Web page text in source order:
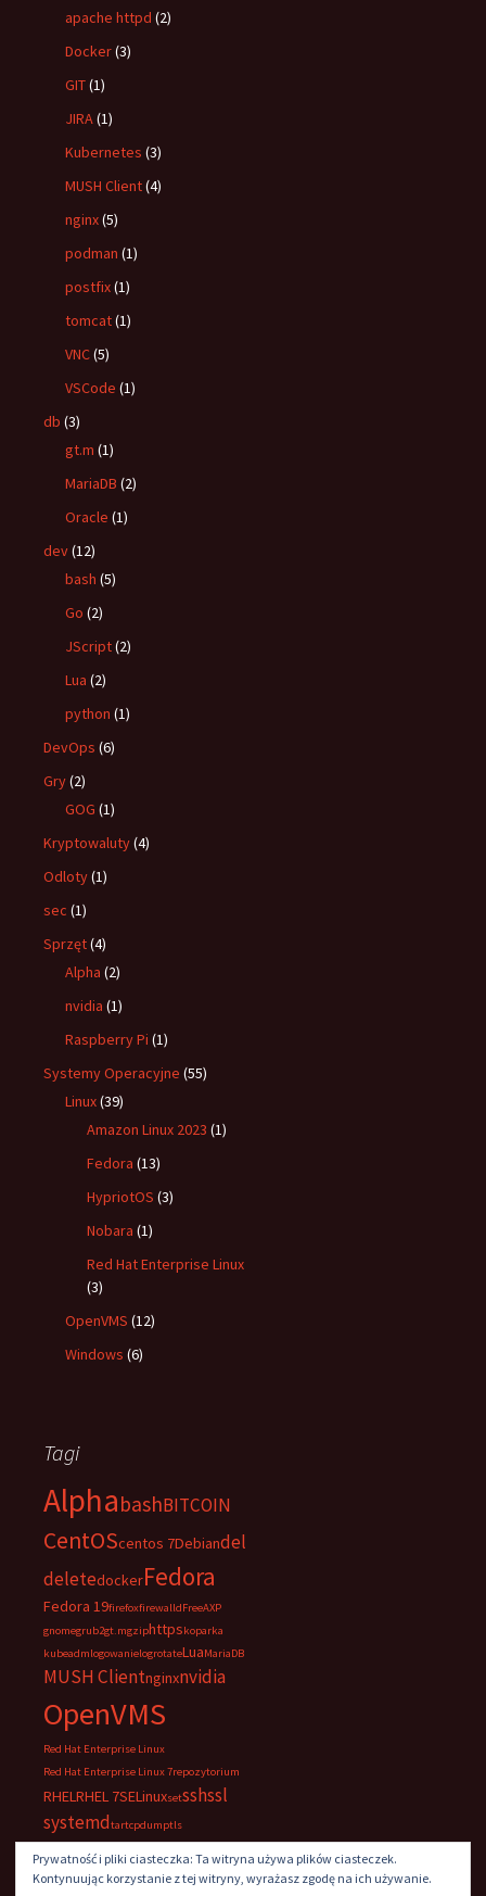
apache httpd (2)
Docker(3)
GIT(1)
JIRA(1)
Kubernetes (3)
MUSH Client(4)
nginx(5)
podman (1)
postfix(1)
tomcat(1)
VNC(5)
VSCode (1)
db (3)
gt.m (1)
MariaDB (2)
Oracle (1)
dev(12)
bash (5)
Go (2)
JScript(2)
Lua (2)
python (1)
DevOps (6)
Gry(2)
GOG (1)
Kryptowaluty(4)
Odloty(1)
sec (1)
Sprzęt(4)
Alpha (2)
nvidia (1)
Raspberry Pi (1)
Systemy Operacyjne (55)
Linux(39)
Amazon Linux 2023 (1)
Fedora (13)
HypriotOS (3)
Nobara (1)
Red Hat Enterprise Linux
(3)
OpenVMS (12)
Windows (6)
Tagi
AlphabashBITCOIN
CentOScentos 7Debiandel
deletedockerFedora
Fedora 19firefoxfirewalldFreeAXP
gnomegrub2gt.mgziphttpskoparka
kubeadmlogowanielogrotateLuaMariaDB
MUSH Clientnginxnvidia
OpenVMS
Red Hat Enterprise Linux
Red Hat Enterprise Linux 7repozytorium
RHELRHEL 7SELinuxsetsshssl
systemdtartcpdumptls
UltraVNCVNCwindows
Prywatność i pliki ciasteczka: Ta witryna używa plików ciasteczek.
Kontynuując korzystanie z tej witryny, wyrażasz zgodę na ich używanie.